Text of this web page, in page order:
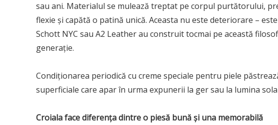
sau ani. Materialul se mulează treptat pe corpul purtătorului,
flexie și capătă o patină unică. Aceasta nu este deteriorare –
Schott NYC sau A2 Leather au construit tocmai pe această
generație.
Condiționarea periodică cu creme speciale pentru piele
superficiale care apar în urma expunerii la ger sau la lumina
Croiala face diferența dintre o piesă bună și una memorabilă